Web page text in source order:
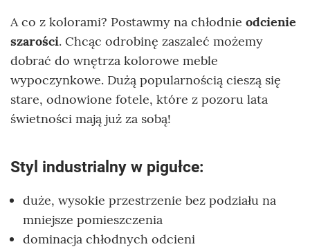
A co z kolorami? Postawmy na chłodnie odcienie
szarości. Chcąc odrobinę zaszaleć możemy
dobrać do wnętrza kolorowe meble
wypoczynkowe. Dużą popularnością cieszą się
stare, odnowione fotele, które z pozoru lata
świetności mają już za sobą!
Styl industrialny w pigułce:
duże, wysokie przestrzenie bez podziału na
mniejsze pomieszczenia
dominacja chłodnych odcieni